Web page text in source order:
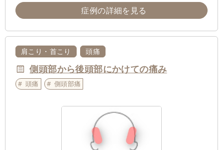
症例の詳細を見る
肩こり・首こり 頭痛
側頭部から後頭部にかけての痛み
頭痛 側頭部痛